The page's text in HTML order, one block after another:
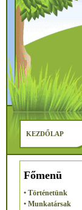
KEZDŐLAP
Főmenü
• Történetünk
• Munkatársak